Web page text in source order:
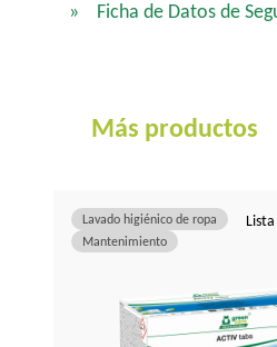
Ficha de Datos de
Más productos
Lavado higiénico de ropa
Mantenimiento